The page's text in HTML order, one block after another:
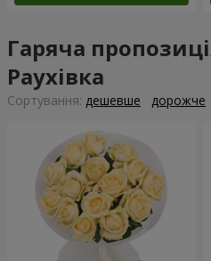
Гаряча
Раухівка
Сортування: дешевше дорожче